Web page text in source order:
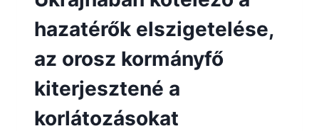
hazatérők elszigetelése,
az orosz kormányfő
kiterjesztené a
korlátozásokat